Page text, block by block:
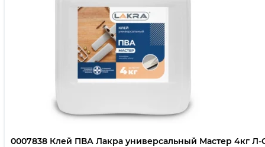
0007838 Клей ПВА Лакра универсальный Мастер 4кг Л-